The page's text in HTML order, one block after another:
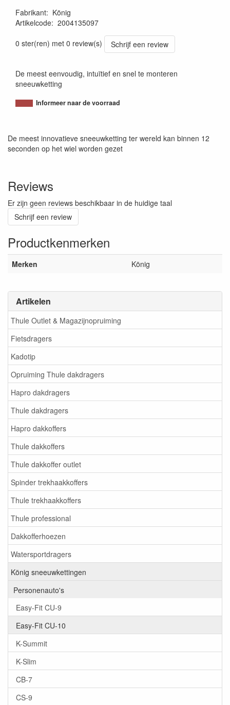
Artikelen
Thule Outlet & Magazijnopruiming
Fietsdragers
Kadotip
Opruiming Thule dakdragers
Hapro dakdragers
Thule dakdragers
Hapro dakkoffers
Thule dakkoffers
Thule dakkoffer outlet
Spinder trekhaakkoffers
Thule trekhaakkoffers
Thule professional
Dakkofferhoezen
Watersportdragers
König sneeuwkettingen
Personenauto's
Easy-Fit CU-9
Easy-Fit CU-10
K-Summit
K-Slim
CB-7
CS-9
Fabrikant: König
Artikelcode: 2004135097
0 ster(ren) met 0 review(s)
Schrijf een review
De meest eenvoudig, intuïtief en snel te monteren
sneeuwketting
Informeer naar de voorraad
De meest innovatieve sneeuwketting ter wereld kan binnen 12
seconden op het wiel worden gezet
Reviews
Er zijn geen reviews beschikbaar in de huidige taal
Schrijf een review
Productkenmerken
Merken König